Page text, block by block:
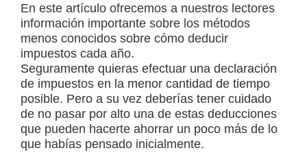
En este artículo ofrecemos a nuestros lectores
información importante sobre los métodos
menos conocidos sobre cómo deducir
impuestos cada año.
Seguramente quieras efectuar una declaración
de impuestos en la menor cantidad de tiempo
posible. Pero a su vez deberías tener cuidado
de no pasar por alto una de estas deducciones
que pueden hacerte ahorrar un poco más de lo
que habías pensado inicialmente.